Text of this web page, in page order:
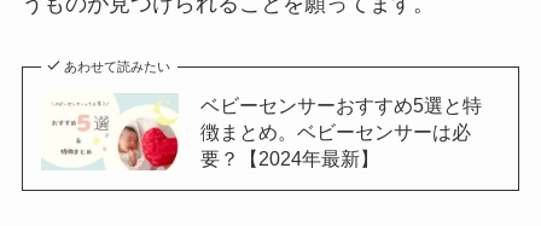
あわせて読みたい
ベビーセンサーおすすめ5選と特
徴まとめ。ベビーセンサーは必
要？【2024年最新】